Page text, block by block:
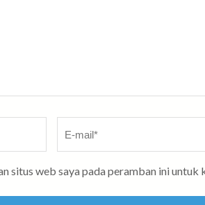
mail*
situs web saya pada peramban ini